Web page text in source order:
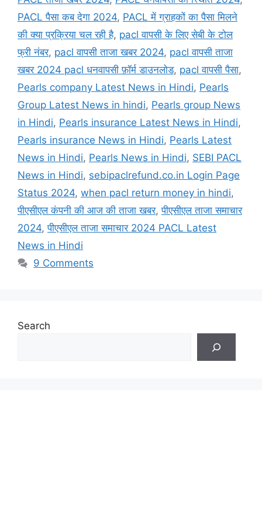
PACL पैसा कब देगा 2024, PACL में ग्राहकों का पैसा मिलने
की क्या प्रक्रिया चल रही है, pacl वापसी के लिए सेबी के टोल
फ्री नंबर, pacl वापसी ताजा खबर 2024, pacl वापसी ताजा
खबर 2024 pacl धनवापसी फ़ॉर्म डाउनलोड, pacl वापसी पैसा,
Pearls company Latest News in Hindi, Pearls
Group Latest News in hindi, Pearls group News
in Hindi, Pearls insurance Latest News in Hindi,
Pearls insurance News in Hindi, Pearls Latest
News in Hindi, Pearls News in Hindi, SEBI PACL
News in Hindi, sebipaclrefund.co.in Login Page
Status 2024, when pacl return money in hindi,
पीएसीएल कंपनी की आज की ताजा खबर,पीएसीएल ताजा समाचार
2024,पीएसीएल ताजा समाचार 2024 PACL Latest
News in Hindi
9 Comments
Search